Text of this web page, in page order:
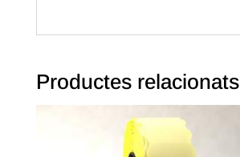
Productes relacionats